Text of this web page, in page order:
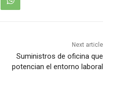
Next article
Suministros de oficina que
potencian el entorno laboral